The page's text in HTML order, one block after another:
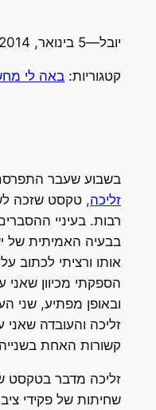
יובל—5 בינואר, 2014
קטגוריות:באה לי
בשבוע שעבר
זליכה, טקסט שזכה
רבות. בעיניי
בבעיה האמיתית של
אותו ורציתי לכתוב
הספקתי מכיוון שאני
ובאופן מפתיע, שני
זליכה והעובדה שאני
קשורות האחת בשנייה.
זליכה מדבר בטקסט
שחיתות של פקידי